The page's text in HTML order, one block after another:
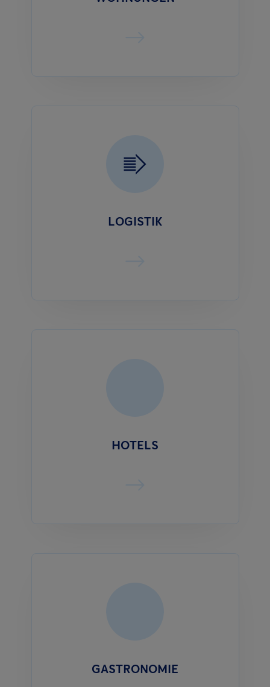
LOGISTIK
HOTELS
GASTRONOMIE